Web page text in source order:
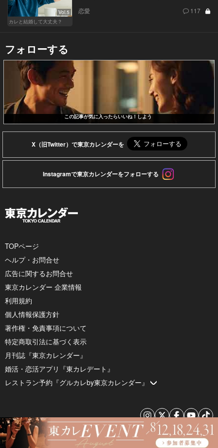
Vol.5
カレと結婚して大丈夫？
恋愛 117
フォローする
この記事が気に入ったらいいね！しよう
X（旧Twitter）で東京カレンダーを
Instagramで東京カレンダーをフォローする
TOPページ
ヘルプ・お問合せ
広告に関するお問合せ
東京カレンダー 企業情報
利用規約
個人情報保護方針
著作権・免責事項について
特定商取引法に基づく表示
月刊誌『東京カレンダー』
婚活・恋活アプリ『東カレデート』
レストラン予約『グルカレby東京カレンダー』
© 2026 by Tokyo Calendar, Inc.